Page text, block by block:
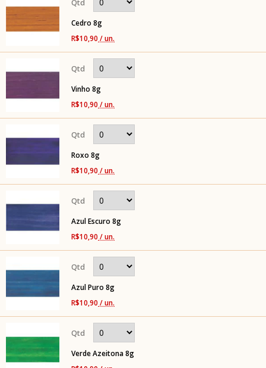
Cedro 8g
R$10,90 / un.
Vinho 8g
R$10,90 / un.
Roxo 8g
R$10,90 / un.
Azul Escuro 8g
R$10,90 / un.
Azul Puro 8g
R$10,90 / un.
Verde Azeitona 8g